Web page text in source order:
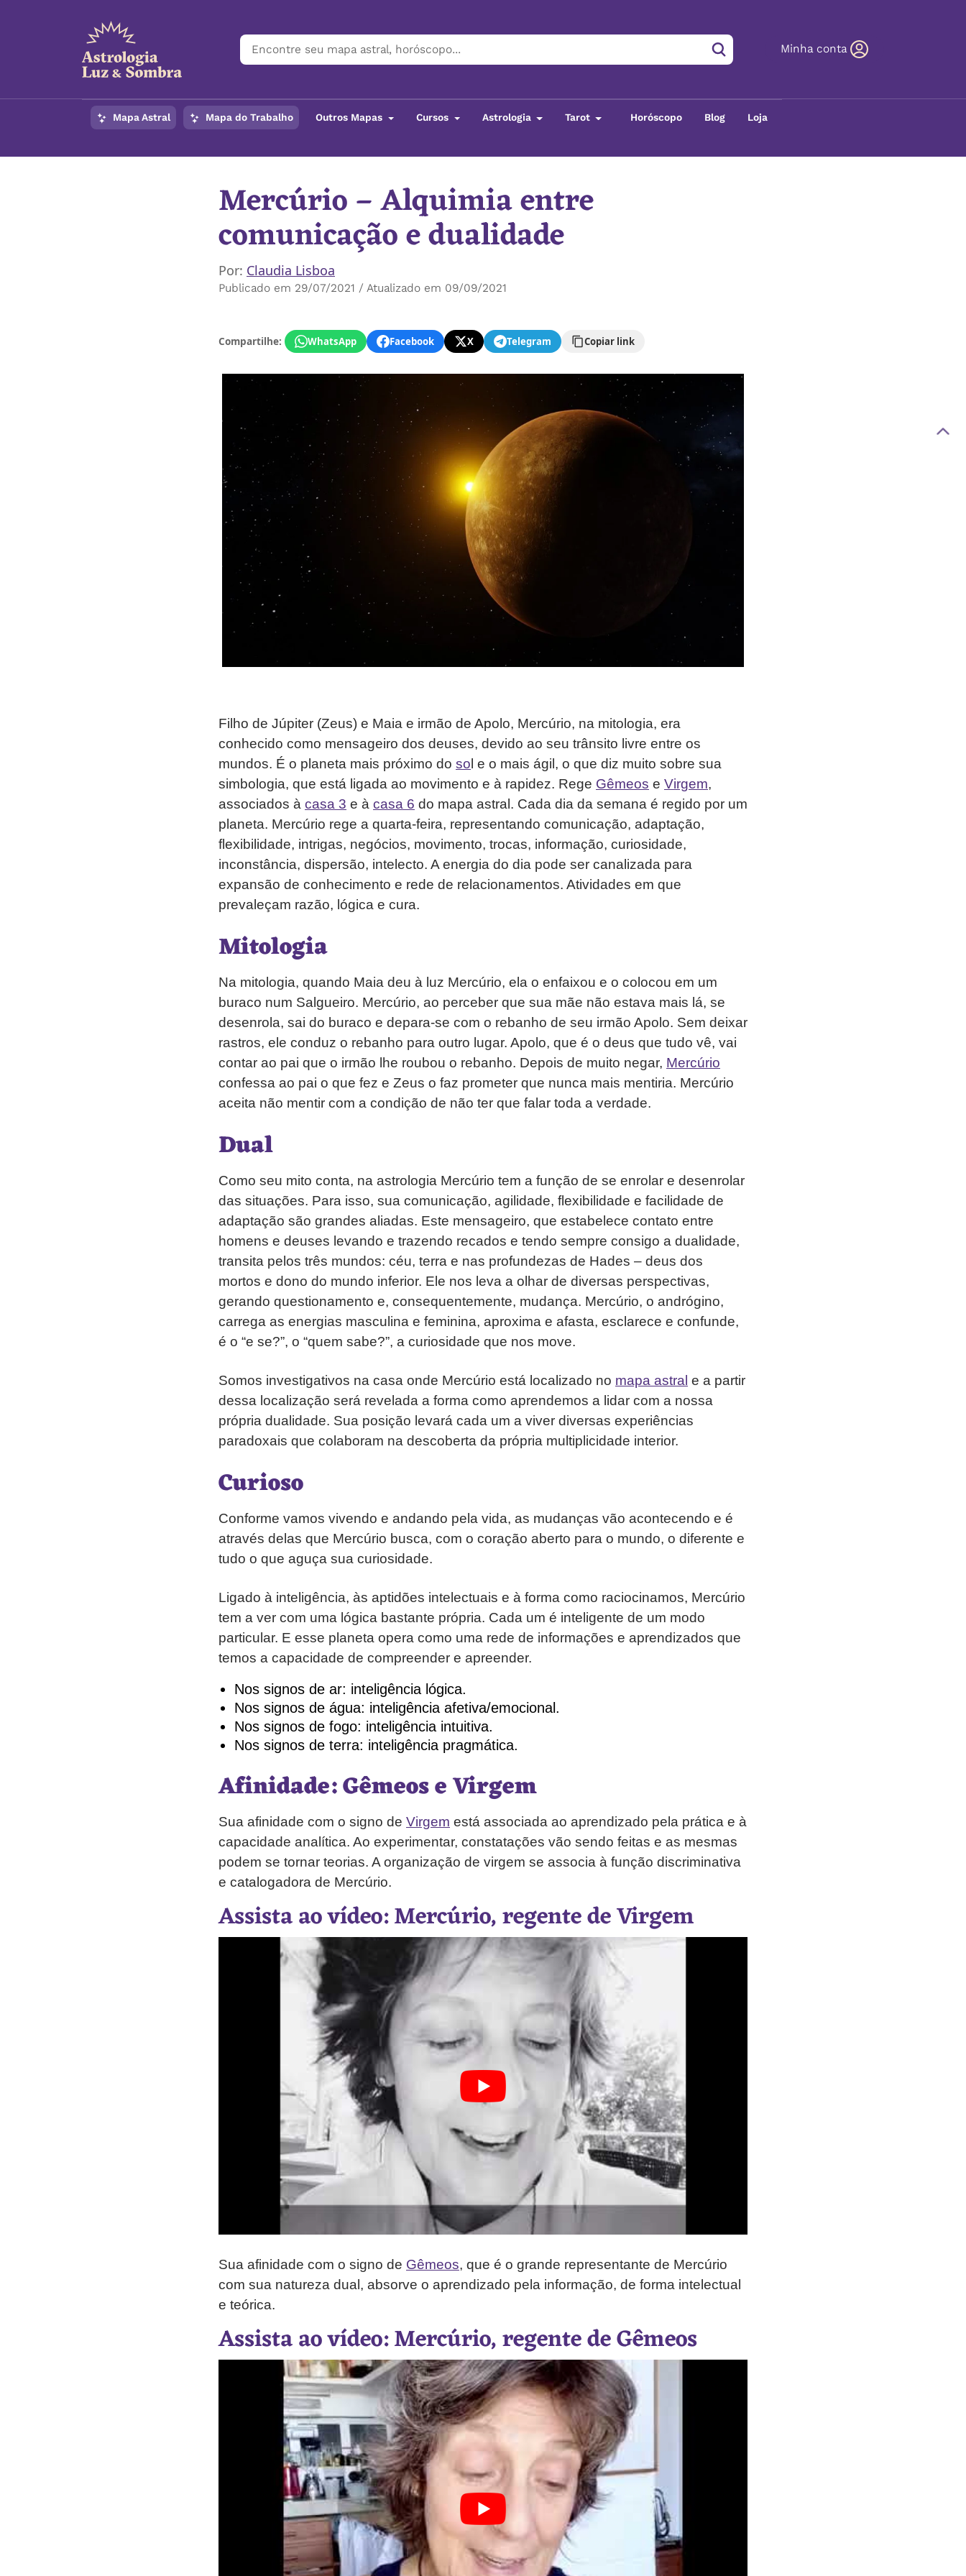
Minha conta
Mapa Astral Mapa do Trabalho Outros Mapas Cursos Astrologia Tarot Horóscopo Blog Loja
Mercúrio – Alquimia entre
comunicação e dualidade
Por: Claudia Lisboa
Publicado em 29/07/2021 / Atualizado em 09/09/2021
Compartilhe: WhatsApp Facebook X Telegram Copiar link
Filho de Júpiter (Zeus) e Maia e irmão de Apolo, Mercúrio, na mitologia, era
conhecido como mensageiro dos deuses, devido ao seu trânsito livre entre os
mundos. É o planeta mais próximo do so l e o mais ágil, o que diz muito sobre sua
simbologia, que está ligada ao movimento e à rapidez. Rege Gêmeos e Virgem,
associados à casa 3 e à casa 6 do mapa astral. Cada dia da semana é regido por um
planeta. Mercúrio rege a quarta-feira, representando comunicação, adaptação,
flexibilidade, intrigas, negócios, movimento, trocas, informação, curiosidade,
inconstância, dispersão, intelecto. A energia do dia pode ser canalizada para
expansão de conhecimento e rede de relacionamentos. Atividades em que
prevaleçam razão, lógica e cura.
Mitologia
Na mitologia, quando Maia deu à luz Mercúrio, ela o enfaixou e o colocou em um
buraco num Salgueiro. Mercúrio, ao perceber que sua mãe não estava mais lá, se
desenrola, sai do buraco e depara-se com o rebanho de seu irmão Apolo. Sem deixar
rastros, ele conduz o rebanho para outro lugar. Apolo, que é o deus que tudo vê, vai
contar ao pai que o irmão lhe roubou o rebanho. Depois de muito negar, Mercúrio
confessa ao pai o que fez e Zeus o faz prometer que nunca mais mentiria. Mercúrio
aceita não mentir com a condição de não ter que falar toda a verdade.
Dual
Como seu mito conta, na astrologia Mercúrio tem a função de se enrolar e desenrolar
das situações. Para isso, sua comunicação, agilidade, flexibilidade e facilidade de
adaptação são grandes aliadas. Este mensageiro, que estabelece contato entre
homens e deuses levando e trazendo recados e tendo sempre consigo a dualidade,
transita pelos três mundos: céu, terra e nas profundezas de Hades – deus dos
mortos e dono do mundo inferior. Ele nos leva a olhar de diversas perspectivas,
gerando questionamento e, consequentemente, mudança. Mercúrio, o andrógino,
carrega as energias masculina e feminina, aproxima e afasta, esclarece e confunde,
é o “e se?”, o “quem sabe?”, a curiosidade que nos move.
Somos investigativos na casa onde Mercúrio está localizado no mapa astral e a partir
dessa localização será revelada a forma como aprendemos a lidar com a nossa
própria dualidade. Sua posição levará cada um a viver diversas experiências
paradoxais que colaboram na descoberta da própria multiplicidade interior.
Curioso
Conforme vamos vivendo e andando pela vida, as mudanças vão acontecendo e é
através delas que Mercúrio busca, com o coração aberto para o mundo, o diferente e
tudo o que aguça sua curiosidade.
Ligado à inteligência, às aptidões intelectuais e à forma como raciocinamos, Mercúrio
tem a ver com uma lógica bastante própria. Cada um é inteligente de um modo
particular. E esse planeta opera como uma rede de informações e aprendizados que
temos a capacidade de compreender e apreender.
Nos signos de ar: inteligência lógica.
Nos signos de água: inteligência afetiva/emocional.
Nos signos de fogo: inteligência intuitiva.
Nos signos de terra: inteligência pragmática.
Afinidade: Gêmeos e Virgem
Sua afinidade com o signo de Virgem está associada ao aprendizado pela prática e à
capacidade analítica. Ao experimentar, constatações vão sendo feitas e as mesmas
podem se tornar teorias. A organização de virgem se associa à função discriminativa
e catalogadora de Mercúrio.
Assista ao vídeo: Mercúrio, regente de Virgem
Sua afinidade com o signo de Gêmeos, que é o grande representante de Mercúrio
com sua natureza dual, absorve o aprendizado pela informação, de forma intelectual
e teórica.
Assista ao vídeo: Mercúrio, regente de Gêmeos